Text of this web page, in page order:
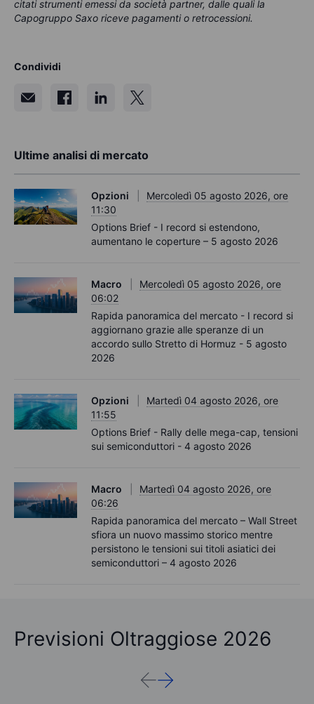
citati strumenti emessi da società partner, dalle quali la
Capogruppo Saxo riceve pagamenti o retrocessioni.
Condividi
Ultime analisi di mercato
Opzioni
Mercoledì 05 agosto 2026, ore
11:30
Options Brief - I record si estendono,
aumentano le coperture – 5 agosto 2026
Macro
Mercoledì 05 agosto 2026, ore
06:02
Rapida panoramica del mercato - I record si
aggiornano grazie alle speranze di un
accordo sullo Stretto di Hormuz - 5 agosto
2026
Opzioni
Martedì 04 agosto 2026, ore
11:55
Options Brief - Rally delle mega-cap, tensioni
sui semiconduttori - 4 agosto 2026
Macro
Martedì 04 agosto 2026, ore
06:26
Rapida panoramica del mercato – Wall Street
sfiora un nuovo massimo storico mentre
persistono le tensioni sui titoli asiatici dei
semiconduttori – 4 agosto 2026
Previsioni Oltraggiose 2026